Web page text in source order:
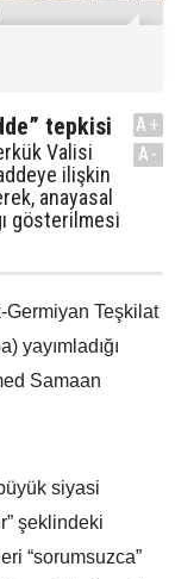
tepkisi
Valisi
ilişkin
anayasal
gösterilmesi
A+
A-
Teşkilat
yayımladığı
Samaan
siyasi
şeklindeki
“sorumsuzca”